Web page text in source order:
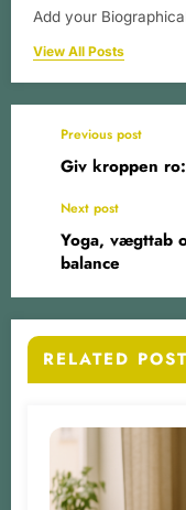
Add your
View All Posts
Previous post
Giv kroppen
Next post
Yoga, vægttab
balance
RELATED